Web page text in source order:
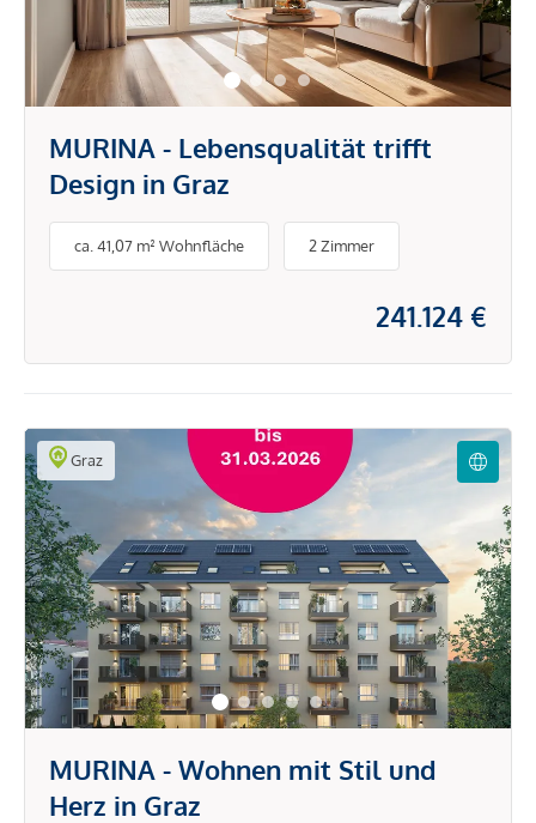
MURINA - Lebensqualität trifft
Design in Graz
ca. 41,07 m² Wohnfläche 2 Zimmer
241.124 €
Graz
MURINA - Wohnen mit Stil und
Herz in Graz